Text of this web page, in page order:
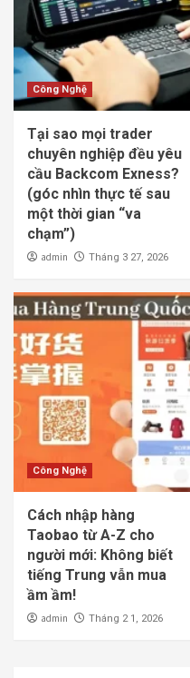
Công Nghệ
Tại sao mọi trader
chuyên nghiệp đều yêu
cầu Backcom Exness?
(góc nhìn thực tế sau
một thời gian “va
chạm”)
admin Tháng 3 27, 2026
Công Nghệ
Cách nhập hàng
Taobao từ A-Z cho
người mới: Không biết
tiếng Trung vẫn mua
ầm ầm!
admin Tháng 2 1, 2026